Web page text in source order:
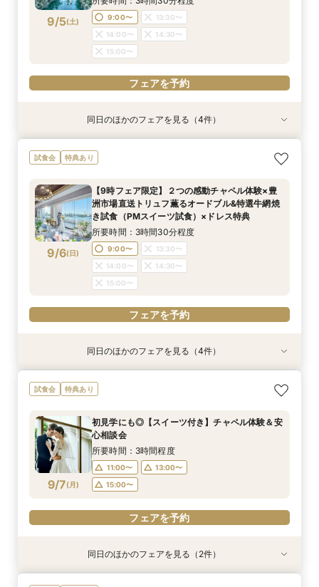
フェアを予約
フェアを予約
9/5(土) 9:00〜
13:30〜
14:00〜
14:30〜
15:00〜
フェアを予約
9/5(土)
【見積り徹底比較！】 感動チャペル体験×安心◎
お見積り相談会
9:00〜
13:30〜
14:00〜
14:30〜
15:00〜
フェアを予約
9/5(土)
【ドレス特典◎】感動チャペル＆本番直前コー
ディネート体験
9:00〜
13:30〜
14:00〜
14:30〜
15:00〜
フェアを予約
特典あり
9/5(土)
初見特典有◎【安心！初めてを応援】豪華無料試
食×ホテルWDまるっと体験
9:00〜 14:00〜
フェアを予約
特典あり
9/5(土)
【6名から25名に◎】 絶景を楽しめる少人数
WD×豪華試食会
9:00〜 14:00〜
フェアを予約
同日のほかのフェアを見る（4件）
試食会 特典あり
9/6(日)
【9時フェア限定】２つの感動チャペル体験×豊
洲市場直送トリュフ薫るオードブル&特選牛網焼
き試食（PMスイーツ試食）×ドレス特典
所要時間：3時間30分程度
9:00〜
13:30〜
14:00〜
14:30〜
15:00〜
フェアを予約
9/6( 日
【見積り徹底比較！】 感動チャペル体験×安心◎
お見積り相談会
9:00〜
14:00〜
14:30〜
15:00〜
9/6( 日
【ドレス特典◎】感動チャペル＆本番直前コー
ディネート体験
9:00〜
14:00〜
14:30〜
15:00〜
特典あり
9/6( 日
初見特典有◎【安心！初めてを応援】豪華無料試
食×ホテルWDまるっと体験
9:00〜
フェアを予約
特典あり
9/6( 日
【6名から25名に◎】 絶景を楽しめる少人数
WD×豪華試食会
9:00〜
フェアを予約
同日のほかのフェアを見る（4件）
試食会 特典あり
9/7(月)
初見学にも◎【スイーツ付き】チャペル体験＆安
心相談会
所要時間：3時間程度
11:00〜
13:00〜
15:00〜
フェアを予約
同日のほかのフェアを見る（2件）